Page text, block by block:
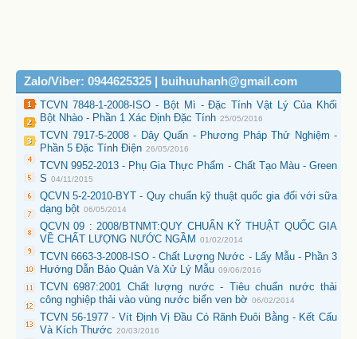
Zalo/Viber: 0944625325 | buihuuhanh@gmail.com
TCVN 7848-1-2008-ISO - Bột Mì - Đặc Tính Vật Lý Của Khối
Bột Nhào - Phần 1 Xác Định Đặc Tính 25/05/2016
TCVN 7917-5-2008 - Dây Quấn - Phương Pháp Thử Nghiệm -
Phần 5 Đặc Tính Điện 26/05/2016
TCVN 9952-2013 - Phụ Gia Thực Phẩm - Chất Tạo Màu - Green
S 04/11/2015
QCVN 5-2-2010-BYT - Quy chuẩn kỹ thuật quốc gia đối với sữa
dạng bột 06/05/2014
QCVN 09 : 2008/BTNMT:QUY CHUẨN KỸ THUẬT QUỐC GIA
VỀ CHẤT LƯỢNG NƯỚC NGẦM
01/02/2014
TCVN 6663-3-2008-ISO - Chất Lượng Nước - Lấy Mẫu - Phần 3
Hướng Dẫn Bảo Quản Và Xử Lý Mẫu 09/06/2016
TCVN 6987:2001 Chất lượng nước - Tiêu chuẩn nước thải
công nghiệp thải vào vùng nước biển ven bờ 06/02/2014
TCVN 56-1977 - Vít Định Vị Đầu Có Rãnh Đuôi Bằng - Kết Cấu
Và Kích Thước 20/03/2016